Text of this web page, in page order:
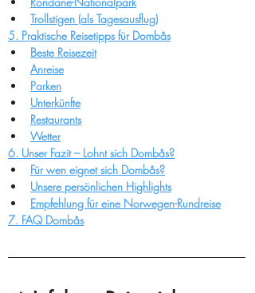
Trollstigen (als Tagesausflug)
5. Praktische Reisetipps für Dombås
Beste Reisezeit
Anreise
Parken
Unterkünfte
Restaurants
Wetter
6. Unser Fazit – Lohnt sich Dombås?
Für wen eignet sich Dombås?
Unsere persönlichen Highlights
Empfehlung für eine Norwegen-Rundreise
7. FAQ Dombås